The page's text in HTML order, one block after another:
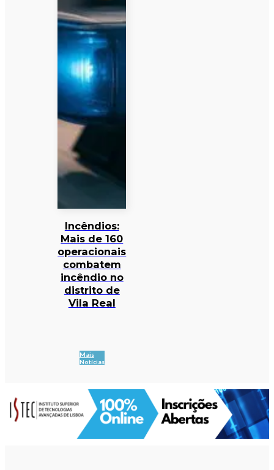
Incêndios:
Mais de 160
operacionais
combatem
incêndio no
distrito de
Vila Real
Mais
Notícias